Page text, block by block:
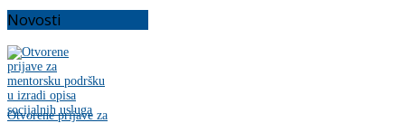
Novosti
Otvorene prijave za